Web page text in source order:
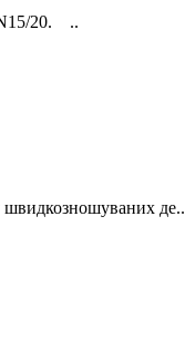
20. ..
швидкозношуваних де..